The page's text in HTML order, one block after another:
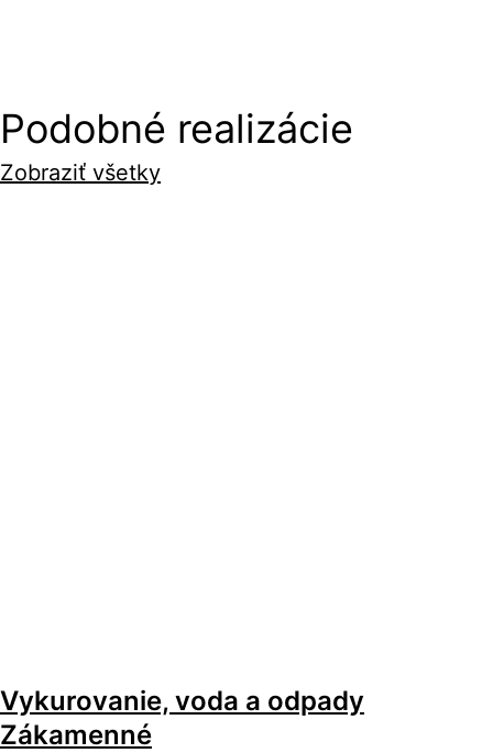
Podobné realizácie
Zobraziť všetky
Vykurovanie, voda a odpady
Zákamenné